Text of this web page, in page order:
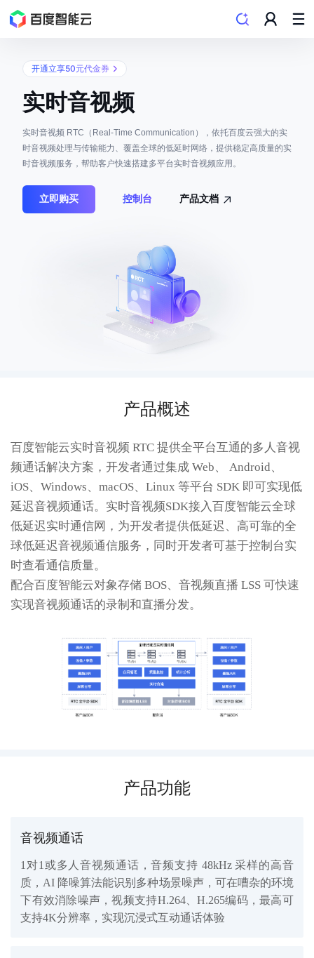
开通立享50元代金券
实时音视频
实时音视频 RTC（Real-Time Communication），依托百度云强大的实
时音视频处理与传输能力、覆盖全球的低延时网络，提供稳定高质量的实
时音视频服务，帮助客户快速搭建多平台实时音视频应用。
立即购买 控制台 产品文档
产品概述
百度智能云实时音视频 RTC 提供全平台互通的多人音视
频通话解决方案，开发者通过集成 Web、 Android、
iOS、Windows、macOS、Linux 等平台 SDK 即可实现低
延迟音视频通话。实时音视频SDK接入百度智能云全球
低延迟实时通信网，为开发者提供低延迟、高可靠的全
球低延迟音视频通信服务，同时开发者可基于控制台实
时查看通信质量。
配合百度智能云对象存储 BOS、音视频直播 LSS 可快速
实现音视频通话的录制和直播分发。
产品功能
音视频通话
1对1或多人音视频通话，音频支持 48kHz 采样的高音
质，AI 降噪算法能识别多种场景噪声，可在嘈杂的环境
下有效消除噪声，视频支持H.264、H.265编码，最高可
支持4K分辨率，实现沉浸式互动通话体验